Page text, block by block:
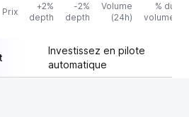
Prix
+2%
depth
-2%
depth
Volume
(24h)
% du
volume
Investissez en pilote
automatique